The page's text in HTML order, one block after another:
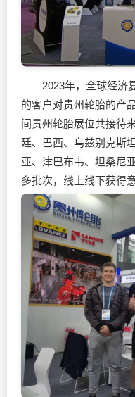
2023年，全球经济复
的客户对贵州轮胎的产
间贵州轮胎展位共接待
廷、巴西、乌兹别克斯
亚、津巴布韦、坦桑尼
多批次，线上线下获得